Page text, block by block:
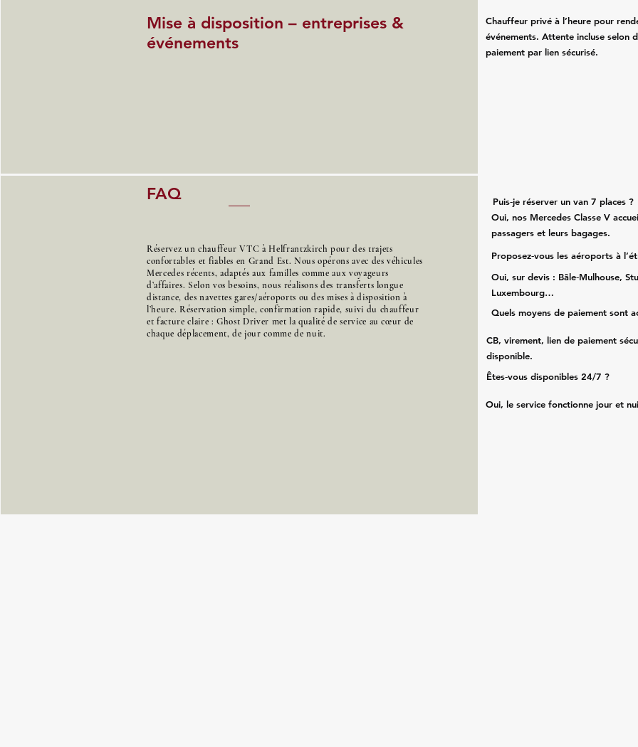
Mise à disposition – entreprises &
événements
Chauffeur privé à l’heure pour
événements. Attente incluse selon
paiement par lien sécurisé.
FAQ
Réservez un chauffeur VTC à Helfrantzkirch pour des trajets
confortables et fiables en Grand Est. Nous opérons avec des véhicules
Mercedes récents, adaptés aux familles comme aux voyageurs
d’affaires. Selon vos besoins, nous réalisons des transferts longue
distance, des navettes gares/aéroports ou des mises à disposition à
l’heure. Réservation simple, confirmation rapide, suivi du chauffeur
et facture claire : Ghost Driver met la qualité de service au cœur de
chaque déplacement, de jour comme de nuit.
Puis‑je réserver un van 7 places ?
Oui, nos Mercedes Classe V
passagers et leurs bagages.
Proposez‑vous les aéroports à
Oui, sur devis : Bâle‑Mulhouse,
Luxembourg…
Quels moyens de paiement sont
CB, virement, lien de paiement
disponible.
Êtes‑vous disponibles 24/7 ?
Oui, le service fonctionne jour et